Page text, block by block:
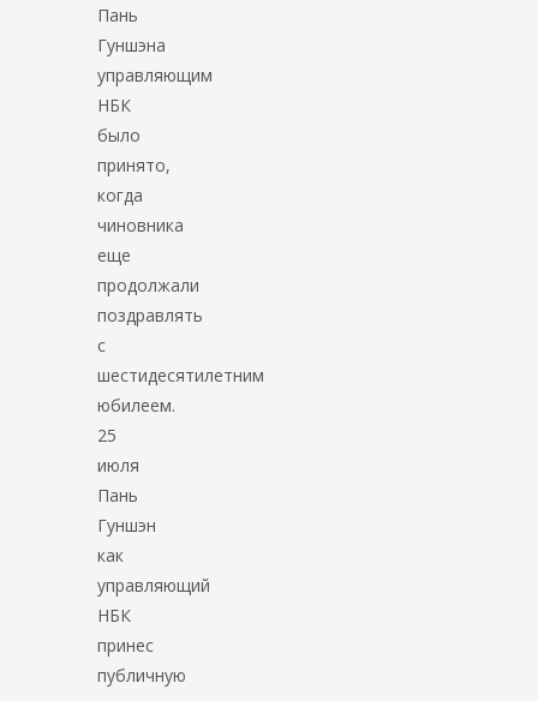
Пань
Гуншэна
управляющим
НБК
было
принято,
когда
чиновника
еще
продолжали
поздравлять
с
шестидесятилетним
юбилеем.
25
июля
Пань
Гуншэн
как
управляющий
НБК
принес
публичную